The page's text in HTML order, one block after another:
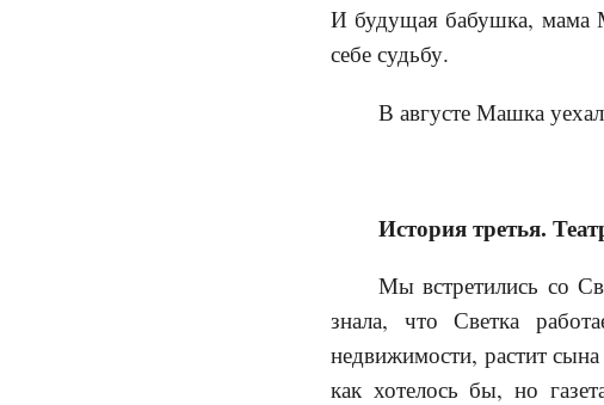
И будущая бабушка, мама
себе судьбу.
В августе Машка
История третья.
Мы встретились со
знала, что Светка
недвижимости, растит
как хотелось бы, но